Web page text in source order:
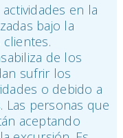
en la
bajo la
de los
sufrir los
o debido a
Las personas que
aceptando